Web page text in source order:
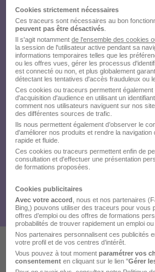
Ces offres pourraient
Cookies strictement nécessaires
Ces traceurs sont nécessaires au bon
peuvent pas être désactivés
Il s'agit notamment de l'ensemble des cookies
la session de l'utilisateur active pendant sa
informations temporaires telles que les
ou les offres vues, gérer les processus
est connecté ou non, et plus globalement
détectant les tentatives d'accès frauduleux ou
Ces cookies ou traceurs permettent
d'acquisition d'audience en utilisant un
comment nos utilisateurs naviguent sur nos
des différentes sources de trafic.
Ils nous permettent également d’observer le
d'améliorer nos produits et rendre la
rapide et fluide.
Ces cookies ou traceurs permettent enfin de
consultation et d'effectuer une présentation
de formations proposées.
Cookies publicitaires
Avec votre accord , nous et nos partenaires
Bing,) pouvons utiliser des traceurs pour vous
offres d’emploi ou des offres de formations
probabilités de trouver rapidement un emploi ou
Nos partenaires personnalisent ces publicités
votre profil et de vos centres d’intérêt.
Vous pouvez à tout moment paramétrer vos
consentement en cliquant sur le lien "Gérer